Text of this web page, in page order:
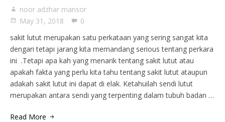
noor adzhar mansor
May 31, 2018
0
sakit lutut merupakan satu perkataan yang sering sangat kita
dengari tetapi jarang kita memandang serious tentang perkara
ini .Tetapi apa kah yang menarik tentang sakit lutut atau
apakah fakta yang perlu kita tahu tentang sakit lutut ataupun
adakah sakit lutut ini dapat di elak. Ketahuilah sendi lutut
merupakan antara sendi yang terpenting dalam tubuh badan …
Read More